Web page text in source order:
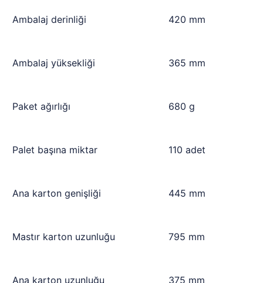
Ambalaj derinliği 420 mm
Ambalaj yüksekliği 365 mm
Paket ağırlığı 680 g
Palet başına miktar 110 adet
Ana karton genişliği 445 mm
Mastır karton uzunluğu 795 mm
Ana karton uzunluğu 375 mm